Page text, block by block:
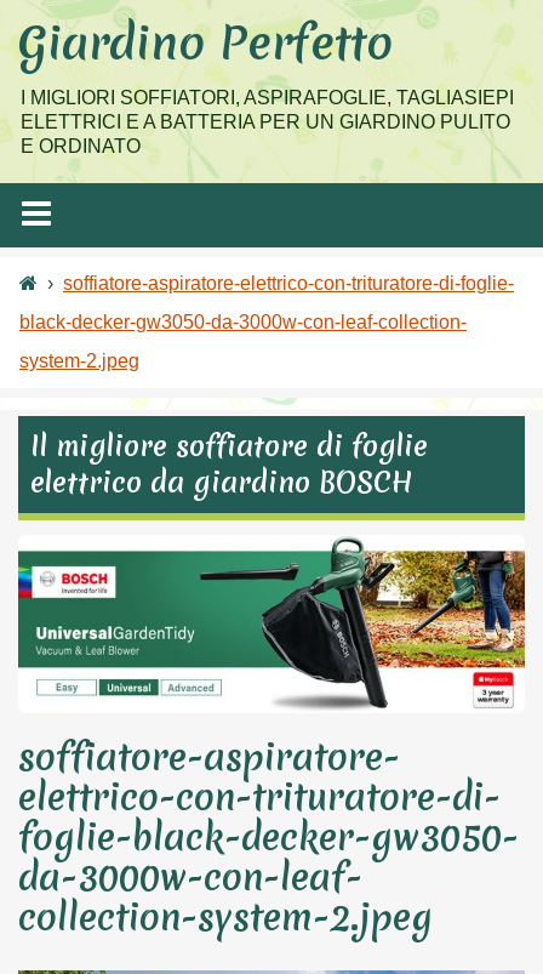
Salta
contenuto
Giardino Perfetto
I MIGLIORI SOFFIATORI, ASPIRAFOGLIE, TAGLIASIEPI
ELETTRICI E A BATTERIA PER UN GIARDINO PULITO
E ORDINATO
› soffiatore-aspiratore-elettrico-con-trituratore-di-foglie-
black-decker-gw3050-da-3000w-con-leaf-collection-
system-2.jpeg
Il migliore soffiatore di foglie
elettrico da giardino BOSCH
soffiatore-aspiratore-
elettrico-con-trituratore-di-
foglie-black-decker-gw3050-
da-3000w-con-leaf-
collection-system-2.jpeg